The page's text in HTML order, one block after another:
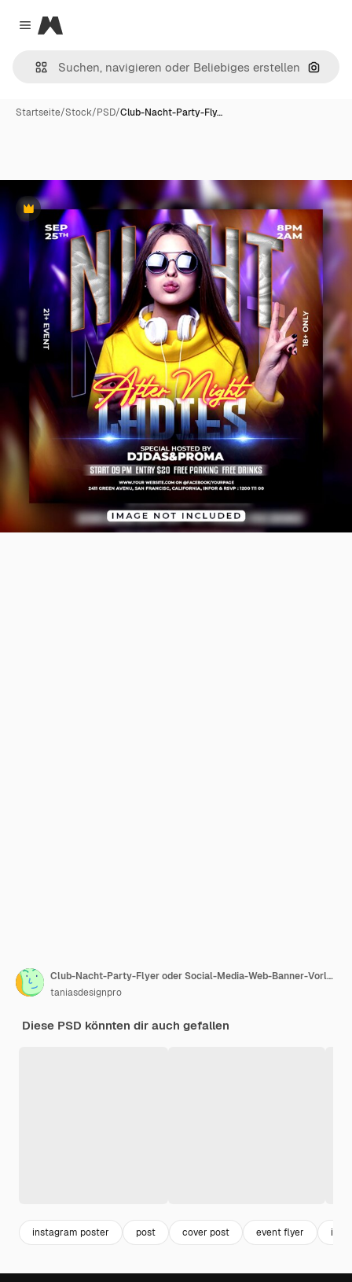
Close menu
Magnific
Nach
Startseite/Stock/PSD/Club-Nacht-Party-Fly…
Premium
Club-Nacht-Party-Flyer oder Social-Media-Web-Banner-Vorlage
taniasdesignpro
Diese PSD könnten dir auch gefallen
instagram poster post cover post event flyer